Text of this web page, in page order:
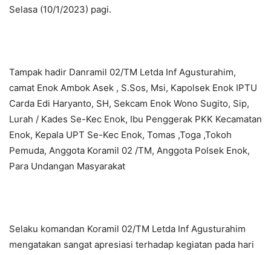
Selasa (10/1/2023) pagi.
Tampak hadir Danramil 02/TM Letda Inf Agusturahim,
camat Enok Ambok Asek , S.Sos, Msi, Kapolsek Enok IPTU
Carda Edi Haryanto, SH, Sekcam Enok Wono Sugito, Sip,
Lurah / Kades Se-Kec Enok, Ibu Penggerak PKK Kecamatan
Enok, Kepala UPT Se-Kec Enok, Tomas ,Toga ,Tokoh
Pemuda, Anggota Koramil 02 /TM, Anggota Polsek Enok,
Para Undangan Masyarakat
Selaku komandan Koramil 02/TM Letda Inf Agusturahim
mengatakan sangat apresiasi terhadap kegiatan pada hari